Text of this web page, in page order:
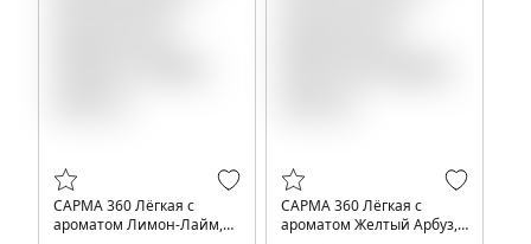
САРМА 360 Лёгкая с
ароматом Лимон-Лайм,
САРМА 360 Лёгкая с
ароматом Желтый Арбуз,